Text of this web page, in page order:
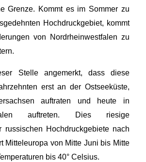
Grenze. Kommt es im Sommer zu
Hochdruckgebiet, kommt
von Nordrheinwestfalen zu
Stelle angemerkt, dass diese
erst an der Ostseeküste,
auftraten und heute in
auftreten. Dies riesige
russischen Hochdruckgebiete nach
Mitteleuropa von Mitte Juni bis Mitte
bis 40° Celsius.